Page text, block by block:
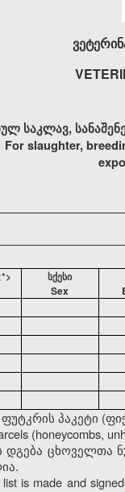
საკლავ,
For slaughter,
სქესი
Sex
პაკეტი
(honeycombs,
დგება
is made and